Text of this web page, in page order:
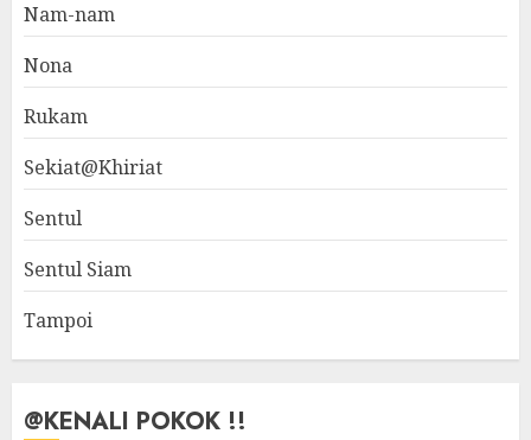
Nam-nam
Nona
Rukam
Sekiat@Khiriat
Sentul
Sentul Siam
Tampoi
@KENALI POKOK !!